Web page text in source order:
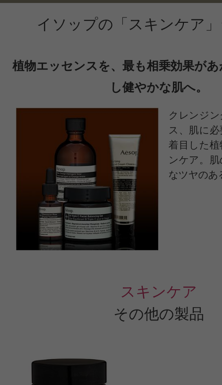
イソップの「スキンケア
植物エッセンスを、最も相乗効果が
し健やかな肌へ。
クレンジ
ス、肌に
着目した
ンケア。
なツヤのあ
スキンケア
その他の製品